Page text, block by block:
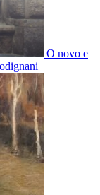
O novo e